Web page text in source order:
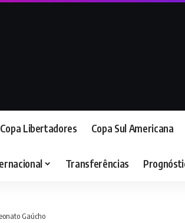
Copa Libertadores Copa Sul Americana
Transferências
Gaúcho